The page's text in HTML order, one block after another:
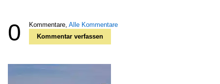
0 Kommentare, Alle Kommentare
Kommentar verfassen